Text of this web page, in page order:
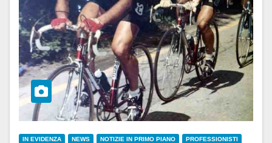
IN EVIDENZA NEWS NOTIZIE IN PRIMO PIANO PROFESSIONISTI